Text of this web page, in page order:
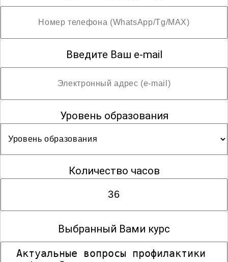
Введите Ваш e-mail
Уровень образования
Количество часов
Выбранный Вами курс